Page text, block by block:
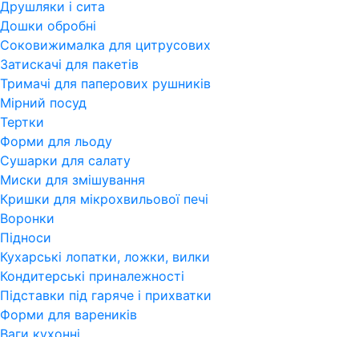
Друшляки і сита
Дошки обробні
Соковижималка для цитрусових
Затискачі для пакетів
Тримачі для паперових рушників
Мірний посуд
Тертки
Форми для льоду
Сушарки для салату
Миски для змішування
Кришки для мікрохвильової печі
Воронки
Підноси
Кухарські лопатки, ложки, вилки
Кондитерські приналежності
Підставки під гаряче і прихватки
Форми для вареників
Ваги кухонні